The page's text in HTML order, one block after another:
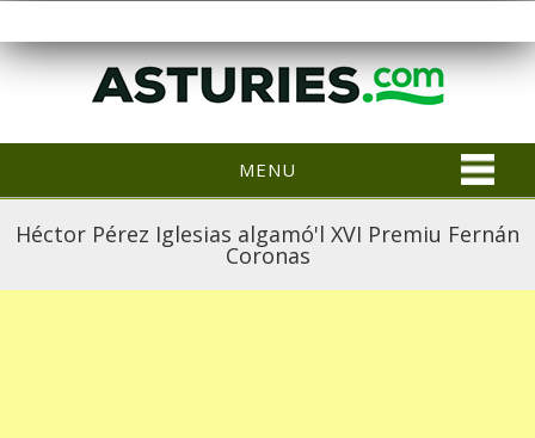
MENU
Héctor Pérez Iglesias algamó'l XVI Premiu Fernán
Coronas